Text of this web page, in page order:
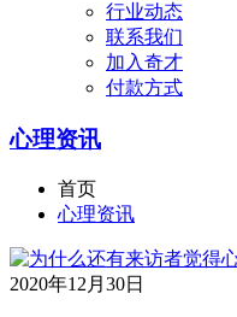
行业动态
联系我们
加入奇才
付款方式
心理资讯
首页
心理资讯
2020年12月30日